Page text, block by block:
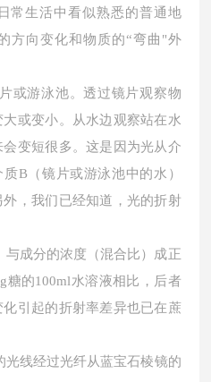
常生活中看似熟悉的普通地
方向变化和物质的“弯曲"外
或游泳池。透过镜片观察物
或变小。从水边观察站在水
变短很多。这是因为光从介
B（镜片或游泳池中的水）
，我们已经知道，光的折射
成分的浓度（混合比）成正
糖的100ml水溶液相比，后者
引起的折射率差异也已在蔗
光线经过光纤从蓝宝石棱镜的